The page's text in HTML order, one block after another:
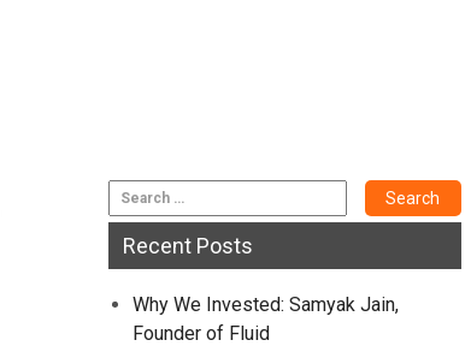
Recent Posts
Why We Invested: Samyak Jain,
Founder of Fluid